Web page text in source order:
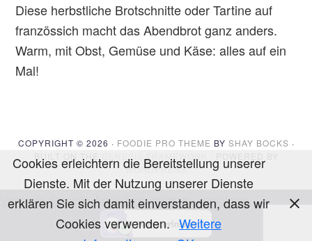
Diese herbstliche Brotschnitte oder Tartine auf
französsich macht das Abendbrot ganz anders.
Warm, mit Obst, Gemüse und Käse: alles auf ein
Mal!
COPYRIGHT © 2026 · FOODIE PRO THEME BY SHAY BOCKS ·
WORDPRESS
Verbiete Google Analytics, mich zu verfolgen.
Cookies erleichtern die Bereitstellung unserer
Dienste. Mit der Nutzung unserer Dienste
erklären Sie sich damit einverstanden, dass wir
Cookies verwenden. Weitere